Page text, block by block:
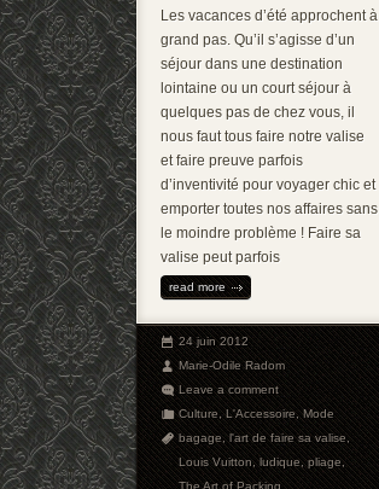
Les vacances d’été approchent à
grand pas. Qu’il s’agisse d’un
séjour dans une destination
lointaine ou un court séjour à
quelques pas de chez vous, il
nous faut tous faire notre valise
et faire preuve parfois
d’inventivité pour voyager chic et
emporter toutes nos affaires sans
le moindre problème ! Faire sa
valise peut parfois
read more
24 juin 2012
Marie-Odile Radom
Leave a comment
Culture,L'Accessoire,Mode
bagage,l'art de faire sa valise,
Louis Vuitton,ludique,pliage,
The Art of Packing